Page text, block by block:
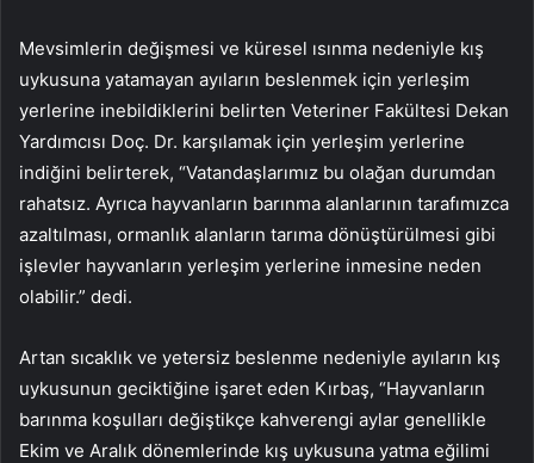
Mevsimlerin değişmesi ve küresel ısınma nedeniyle kış
uykusuna yatamayan ayıların beslenmek için yerleşim
yerlerine inebildiklerini belirten Veteriner Fakültesi Dekan
Yardımcısı Doç. Dr. karşılamak için yerleşim yerlerine
indiğini belirterek, “Vatandaşlarımız bu olağan durumdan
rahatsız. Ayrıca hayvanların barınma alanlarının tarafımızca
azaltılması, ormanlık alanların tarıma dönüştürülmesi gibi
işlevler hayvanların yerleşim yerlerine inmesine neden
olabilir.” dedi.
Artan sıcaklık ve yetersiz beslenme nedeniyle ayıların kış
uykusunun geciktiğine işaret eden Kırbaş, “Hayvanların
barınma koşulları değiştikçe kahverengi aylar genellikle
Ekim ve Aralık dönemlerinde kış uykusuna yatma eğilimi